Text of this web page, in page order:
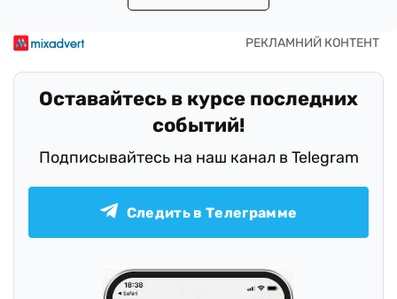
Оставайтесь в курсе последних
событий!
Подписывайтесь на наш канал в Telegram
Следить в Телеграмме